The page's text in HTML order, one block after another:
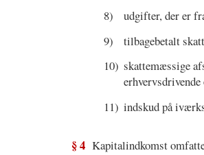
8)
udgifter, der er
9)
tilbagebetalt
10) skattemæssige
erhvervsdrivende
11) indskud på
§ 4 Kapitalindkomst